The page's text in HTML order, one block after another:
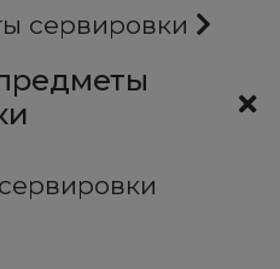
сервировки